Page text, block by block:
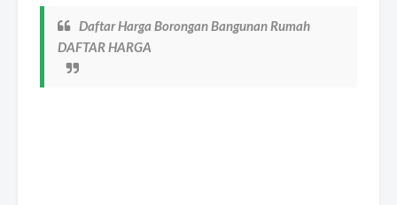
Daftar Harga Borongan Bangunan Rumah
DAFTAR HARGA